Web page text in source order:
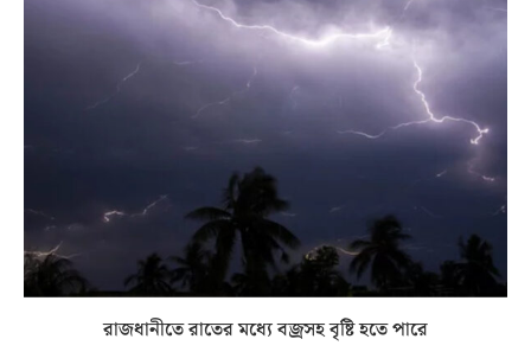
রাজধানীতে রাতের মধ্যে বজ্রসহ বৃষ্টি হতে পারে